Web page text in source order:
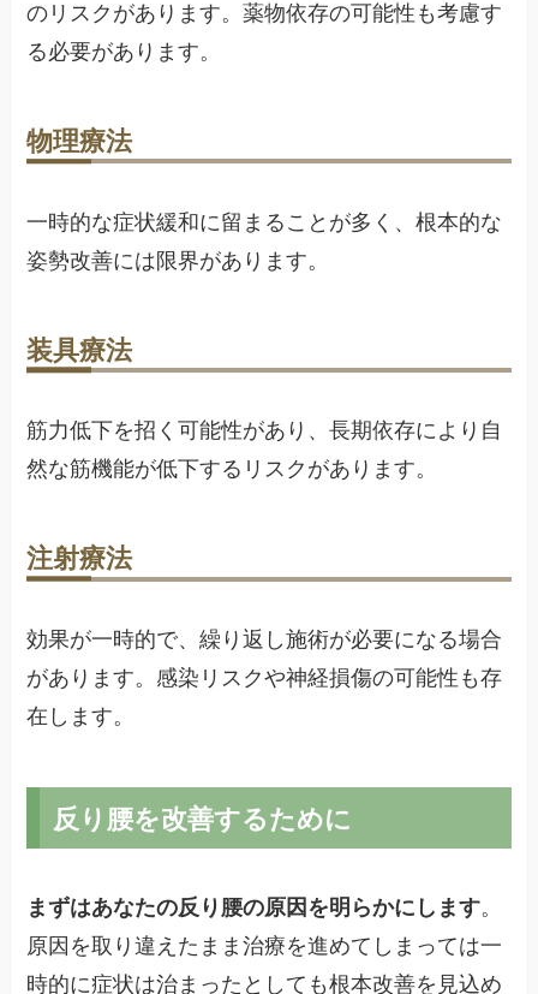
のリスクがあります。薬物依存の可能性も考慮す
る必要があります。
物理療法
一時的な症状緩和に留まることが多く、根本的な
姿勢改善には限界があります。
装具療法
筋力低下を招く可能性があり、長期依存により自
然な筋機能が低下するリスクがあります。
注射療法
効果が一時的で、繰り返し施術が必要になる場合
があります。感染リスクや神経損傷の可能性も存
在します。
反り腰を改善するために
まずはあなたの反り腰の原因を明らかにします。
原因を取り違えたまま治療を進めてしまっては一
時的に症状は治まったとしても根本改善を見込め